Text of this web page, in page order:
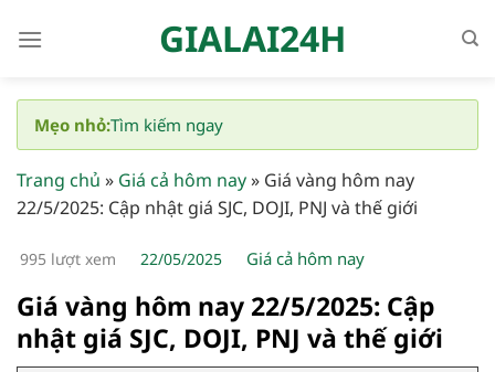
qua
dung
GIALAI24H
Mẹo nhỏ:Tìm kiếm ngay
Trang chủ » Giá cả hôm nay» Giá vàng hôm nay
22/5/2025: Cập nhật giá SJC, DOJI, PNJ và thế giới
995 lượt xem 22/05/2025 Giá cả hôm nay
Giá vàng hôm nay 22/5/2025: Cập
nhật giá SJC, DOJI, PNJ và thế giới